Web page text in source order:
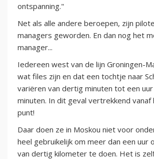
ontspanning."
Net als alle andere beroepen, zijn
managers geworden. En dan nog het
manager...
Iedereen west van de lijn Groningen-
wat files zijn en dat een tochtje naar
variëren van dertig minuten tot een
minuten. In dit geval vertrekkend vanaf
punt!
Daar doen ze in Moskou niet voor
heel gebruikelijk om meer dan een uur
van dertig kilometer te doen. Het is